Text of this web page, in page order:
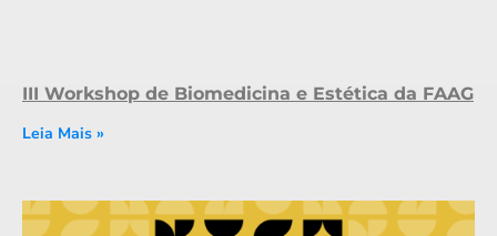
III Workshop de Biomedicina e Estética da FAAG
Leia Mais »